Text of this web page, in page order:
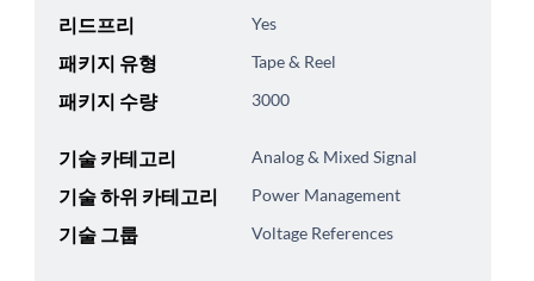
리드프리 Yes
패키지 유형 Tape & Reel
패키지 수량 3000
기술 카테고리 Analog & Mixed Signal
기술 하위 카테고리 Power Management
기술 그룹 Voltage References